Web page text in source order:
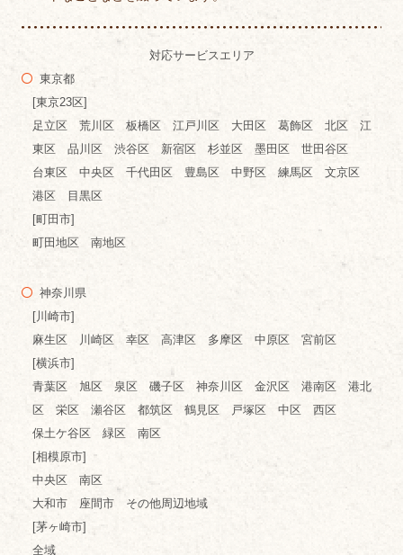
対応サービスエリア
東京都
[東京23区]
足立区 荒川区 板橋区 江戸川区 大田区 葛飾区 北区 江
東区 品川区 渋谷区 新宿区 杉並区 墨田区 世田谷区
台東区 中央区 千代田区 豊島区 中野区 練馬区 文京区
港区 目黒区
[町田市]
町田地区 南地区
神奈川県
[川崎市]
麻生区 川崎区 幸区 高津区 多摩区 中原区 宮前区
[横浜市]
青葉区 旭区 泉区 磯子区 神奈川区 金沢区 港南区 港北
区 栄区 瀬谷区 都筑区 鶴見区 戸塚区 中区 西区
保土ケ谷区 緑区 南区
[相模原市]
中央区 南区
大和市 座間市 その他周辺地域
[茅ヶ崎市]
全域